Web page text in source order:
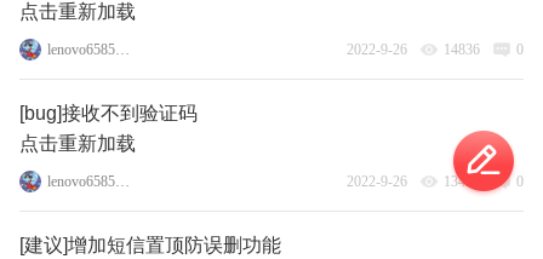
点击重新加载
lenovo65856986 2022-9-26 14836 0
[bug]接收不到验证码
点击重新加载
lenovo65856986 2022-9-26 13420 0
[建议]增加短信置顶防误删功能